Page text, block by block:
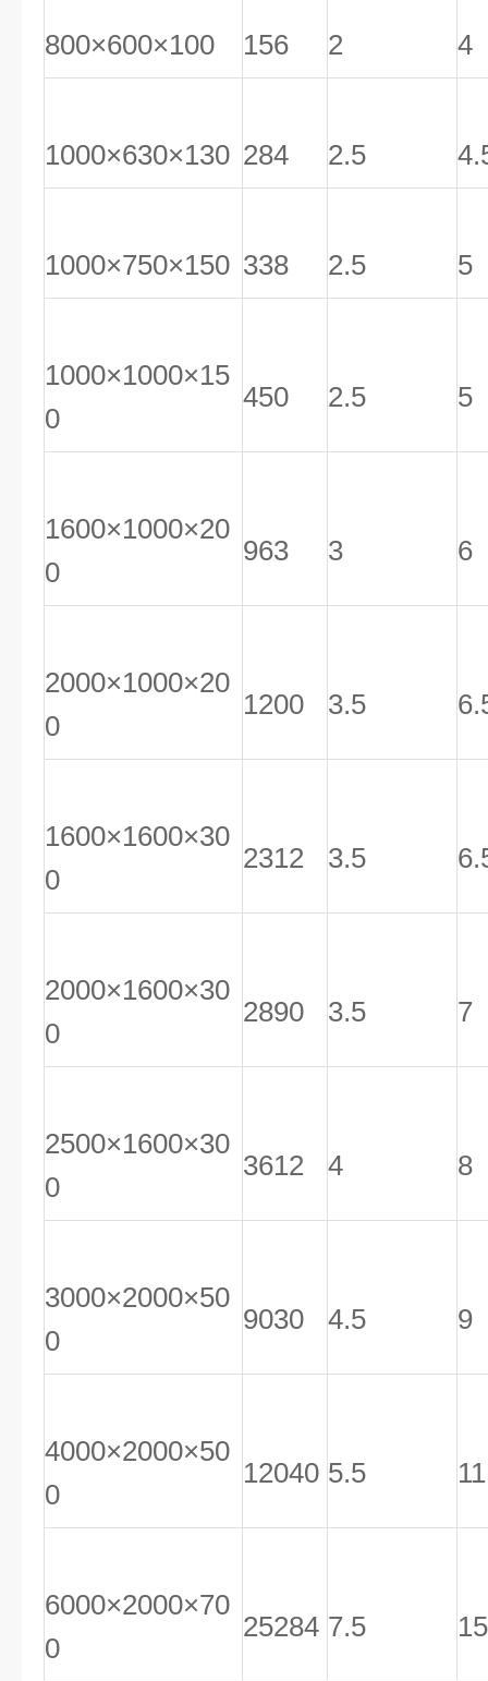
800×600×100 156 2 4
1000×630×130 284 2.5
1000×750×150 338 2.5 5
1000×1000×15
0
450 2.5 5
1600×1000×20
0
963 3 6
2000×1000×20
0
1200 3.5
1600×1600×30
0
2312 3.5
2000×1600×30
0
2890 3.5 7
2500×1600×30
0
3612 4 8
3000×2000×50
0
9030 4.5 9
4000×2000×50
0
12040 5.5 11
6000×2000×70
0
25284 7.5 15